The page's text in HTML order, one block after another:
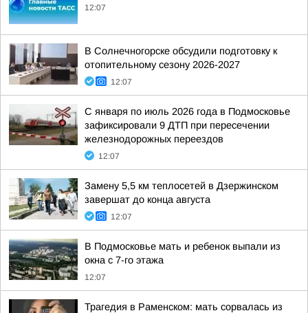
12:07
В Солнечногорске обсудили подготовку к
отопительному сезону 2026-2027
12:07
С января по июль 2026 года в Подмосковье
зафиксировали 9 ДТП при пересечении
железнодорожных переездов
12:07
Замену 5,5 км теплосетей в Дзержинском
завершат до конца августа
12:07
В Подмосковье мать и ребенок выпали из
окна с 7-го этажа
12:07
Трагедия в Раменском: мать сорвалась из